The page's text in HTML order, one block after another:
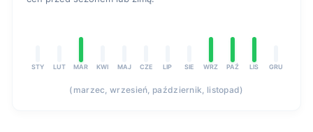
STY LUT MAR KWI MAJ CZE LIP SIE WRZ PAŹ LIS GRU
(marzec, wrzesień, październik, listopad)